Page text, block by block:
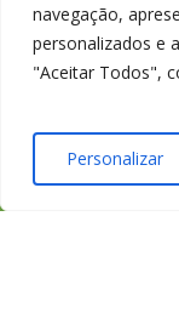
navegação,
personalizados e
"Aceitar Todos",
Personalizar
rede